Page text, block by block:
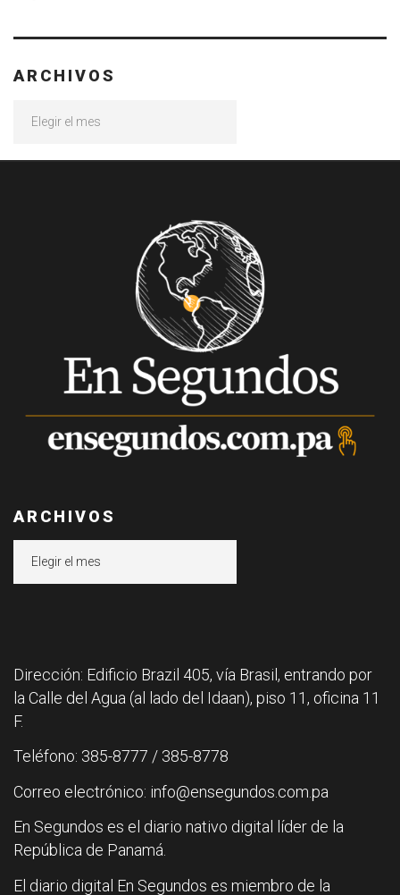
ARCHIVOS
ARCHIVOS
Dirección: Edificio Brazil 405, vía Brasil, entrando por
la Calle del Agua (al lado del Idaan), piso 11, oficina 11
F.
Teléfono: 385-8777 / 385-8778
Correo electrónico: info@ensegundos.com.pa
En Segundos es el diario nativo digital líder de la
República de Panamá.
El diario digital En Segundos es miembro de la